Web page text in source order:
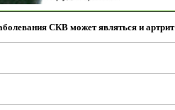
СКВ может являться и артрит